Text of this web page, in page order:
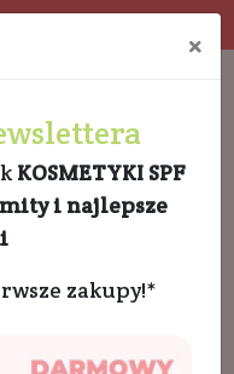
×
KOSMETYKI SPF
mity i najlepsze
zakupy!*